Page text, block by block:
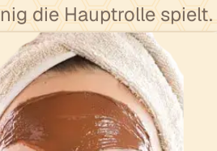
die Hauptrolle spielt.